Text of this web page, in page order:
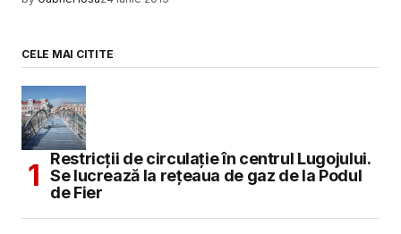
CELE MAI CITITE
Restricții de circulație în centrul Lugojului.
Se lucrează la rețeaua de gaz de la Podul
de Fier